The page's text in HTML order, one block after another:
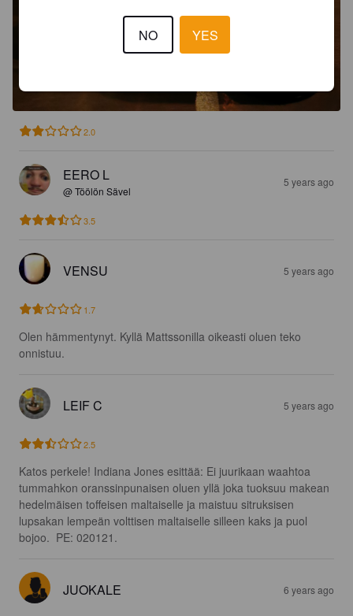
2.0
EERO L
@ Töölön Sävel
5 years ago
3.5
VENSU 5 years ago
1.7
Olen hämmentynyt. Kyllä Mattssonilla oikeasti oluen teko
onnistuu.
LEIF C 5 years ago
2.5
Katos perkele! Indiana Jones esittää: Ei juurikaan waahtoa
tummahkon oranssinpunaisen oluen yllä joka tuoksuu makean
hedelmäisen toffeisen maltaiselle ja maistuu sitruksisen
lupsakan lempeän volttisen maltaiselle silleen kaks ja puol
bojoo.  PE: 020121.
JUOKALE 6 years ago
NO YES